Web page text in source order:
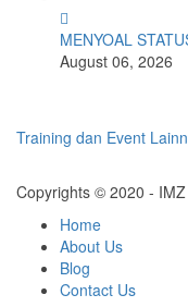
MENYOAL
August 06, 2026
Training dan Event
Copyrights © 2020 -
Home
About Us
Blog
Contact Us